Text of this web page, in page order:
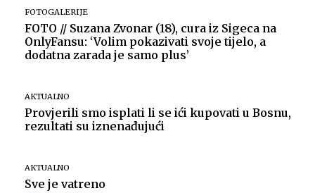
FOTOGALERIJE
FOTO // Suzana Zvonar (18), cura iz Sigeca na
OnlyFansu: ‘Volim pokazivati svoje tijelo, a
dodatna zarada je samo plus’
AKTUALNO
Provjerili smo isplati li se ići kupovati u Bosnu,
rezultati su iznenađujući
AKTUALNO
Sve je vatreno